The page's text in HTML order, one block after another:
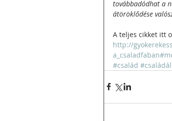
továbbadódhat a
átöröklődése
A teljes cikket itt
http://
#család